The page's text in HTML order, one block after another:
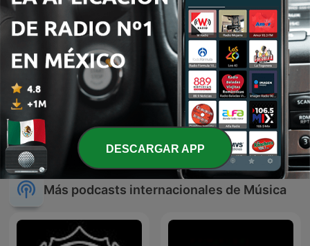
JAVIER SOLIS EN NOCHE
DE ROMANCE
JOSE ALFREDO JIMENEZ
EN NOCHE DE ROMANCE
Más podcasts internacionales de Música
DESCARGAR APP